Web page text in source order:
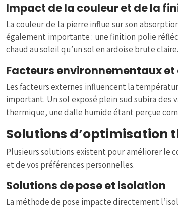
Impact de la couleur et de la
La couleur de la pierre influe sur son
également importante : une finition polie
chaud au soleil qu’un sol en ardoise brute claire.
Facteurs environnementaux
Les facteurs externes influencent la
important. Un sol exposé plein sud subira
thermique, une dalle humide étant perçue
Solutions d’optimisation
Plusieurs solutions existent pour améliorer le
et de vos préférences personnelles.
Solutions de pose et isolation
La méthode de pose impacte directement